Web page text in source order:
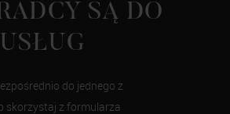
SĄ DO
do jednego z
skorzystaj z formularza